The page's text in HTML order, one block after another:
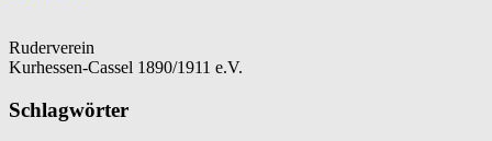
Ruderverein
Kurhessen-Cassel 1890/1911 e.V.
Schlagwörter